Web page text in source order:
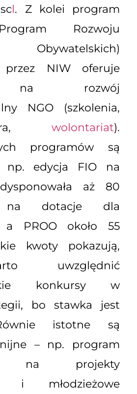
l. Z kolei program
Rozwoju
Obywatelskich)
przez NIW oferuje
na rozwój
NGO (szkolenia,
wolontariat).
programów są
np. edycja FIO na
aż 80
dotacje dla
PROO około 55
kwoty pokazują,
uwzględnić
konkursy w
bo stawka jest
istotne są
– np. program
projekty
i młodzieżowe